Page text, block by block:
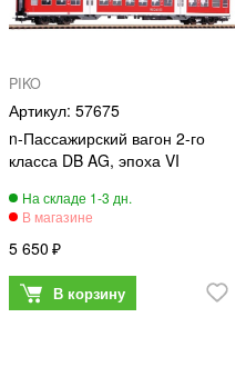
PIKO
57675
n-Пассажирский вагон 2-го
класса DB AG, эпоха VI
5 650